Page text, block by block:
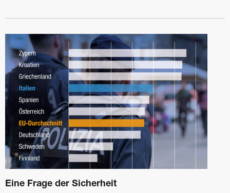
Eine Frage der Sicherheit